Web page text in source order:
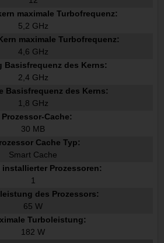
maximale Turbofrequenz:
5,2 GHz
maximale Turbofrequenz:
4,6 GHz
Basisfrequenz des Kerns:
2,4 GHz
Basisfrequenz des Kerns:
1,8 GHz
Prozessor-Cache:
30 MB
Cache Typ:
Smart Cache
installierter Prozessoren:
1
des Prozessors:
65 W
Turboleistung:
182 W